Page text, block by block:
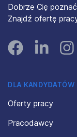
Dobrze Cię
Znajdź ofertę
FacebookLinked In
DLA KANDYDATÓW
Oferty pracy
Pracodawcy